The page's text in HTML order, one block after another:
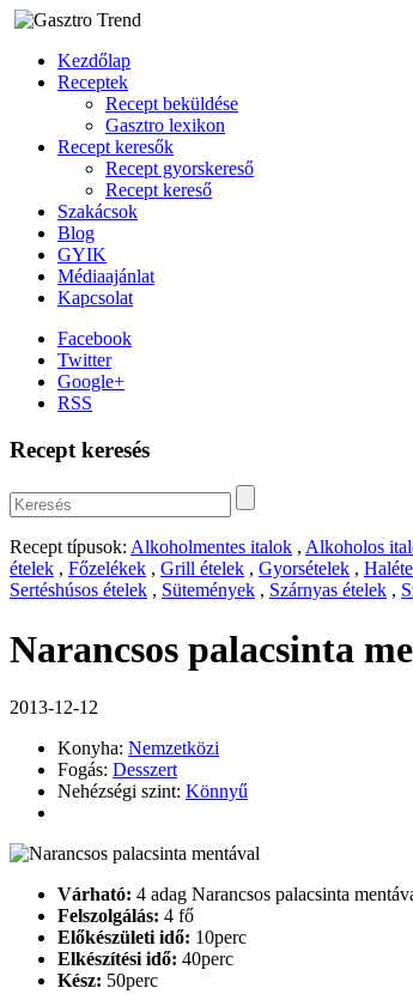
Kezdőlap
Receptek
Recept beküldése
Gasztro lexikon
Recept keresők
Recept gyorskereső
Recept kereső
Szakácsok
Blog
GYIK
Médiaajánlat
Kapcsolat
Facebook
Twitter
Google+
RSS
Recept keresés
Recept típusok: Alkoholmentes italok , Alkoholos
ételek , Főzelékek , Grill ételek , Gyorsételek ,
Sertéshúsos ételek , Sütemények , Szárnyas ételek ,
Narancsos palacsinta
2013-12-12
Konyha: Nemzetközi
Fogás: Desszert
Nehézségi szint: Könnyű
Várható: 4 adag Narancsos palacsinta
Felszolgálás: 4 fő
Előkészületi idő: 10perc
Elkészítési idő: 40perc
Kész: 50perc